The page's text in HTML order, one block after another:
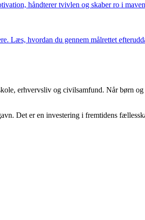
håndterer tvivlen og skaber ro i
Læs, hvordan du gennem målrettet
erhvervsliv og civilsamfund. Når børn og
Det er en investering i fremtidens